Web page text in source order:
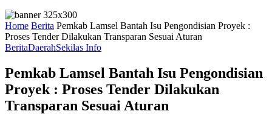
Home Berita Pemkab Lamsel Bantah Isu Pengondisian Proyek :
Proses Tender Dilakukan Transparan Sesuai Aturan
BeritaDaerahSekilas Info
Pemkab Lamsel Bantah Isu Pengondisian
Proyek : Proses Tender Dilakukan
Transparan Sesuai Aturan